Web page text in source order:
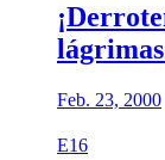
Feb. 23, 2000
E16